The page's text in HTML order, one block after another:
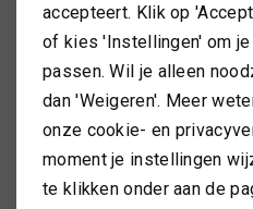
ALTIJD ALS EERSTE
Schrijf je in en ontvang
accepteert. Klik op
of kies 'Instellingen' om je
passen. Wil je alleen
dan 'Weigeren'. Meer
onze cookie- en
moment je instellingen
te klikken onder aan de